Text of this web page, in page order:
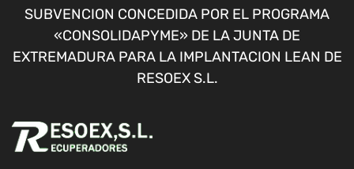
SUBVENCION CONCEDIDA POR EL PROGRAMA
«CONSOLIDAPYME» DE LA JUNTA DE
EXTREMADURA PARA LA IMPLANTACION LEAN DE
RESOEX S.L.